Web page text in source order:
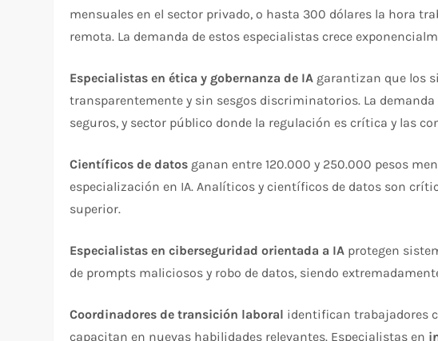
mensuales en el sector privado, o hasta 300 dólares la hora
remota. La demanda de estos especialistas crece
Especialistas en ética y gobernanza de IA garantizan que los
transparentemente y sin sesgos discriminatorios. La
seguros, y sector público donde la regulación es crítica y las
Científicos de datos ganan entre 120.000 y 250.000 pesos
especialización en IA. Analíticos y científicos de datos son
superior.
Especialistas en ciberseguridad orientada a IA protegen
de prompts maliciosos y robo de datos, siendo
Coordinadores de transición laboral identifican trabajadores
capacitan en nuevas habilidades relevantes. Especialistas en